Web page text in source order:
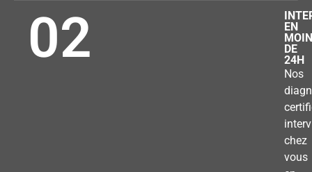
02
EN
DE
24H
Nos
chez
vous